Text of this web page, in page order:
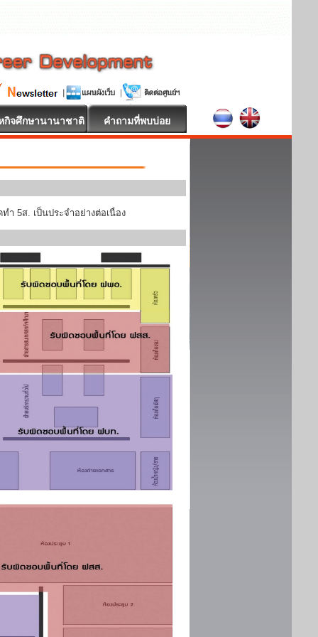
กิจศึกษานานาชาติ คำถามที่พบบ่อย
5ส. เป็นประจำอย่างต่อเนื่อง